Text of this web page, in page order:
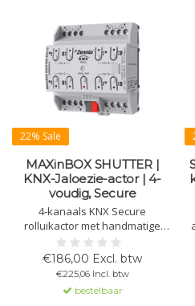
22% Sale
MAXinBOX SHUTTER |
KNX-Jaloezie-actor | 4-
voudig, Secure
4-kanaals KNX Secure
rolluikactor met handmatige
bediening, 20 logische functies
en gegevensbehoud bij
busstoring. Geschikt voor DIN-
railmontage. Ideaal voor
efficiënte besturing van
€186,00 Excl. btw
€225,06 Incl. btw
bestelbaar